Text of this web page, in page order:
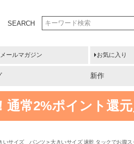
SEARCH
メールマガジン お気に入り
新作
通常2%ポイント還
いサイズ パンツ 大きいサイズ 速乾 タックでお腹